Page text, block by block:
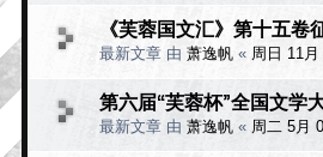
《芙蓉国文汇》第十五卷
最新文章 由 萧逸帆 « 周日 11
第六届“芙蓉杯”全国文学
最新文章 由 萧逸帆 « 周二 5月